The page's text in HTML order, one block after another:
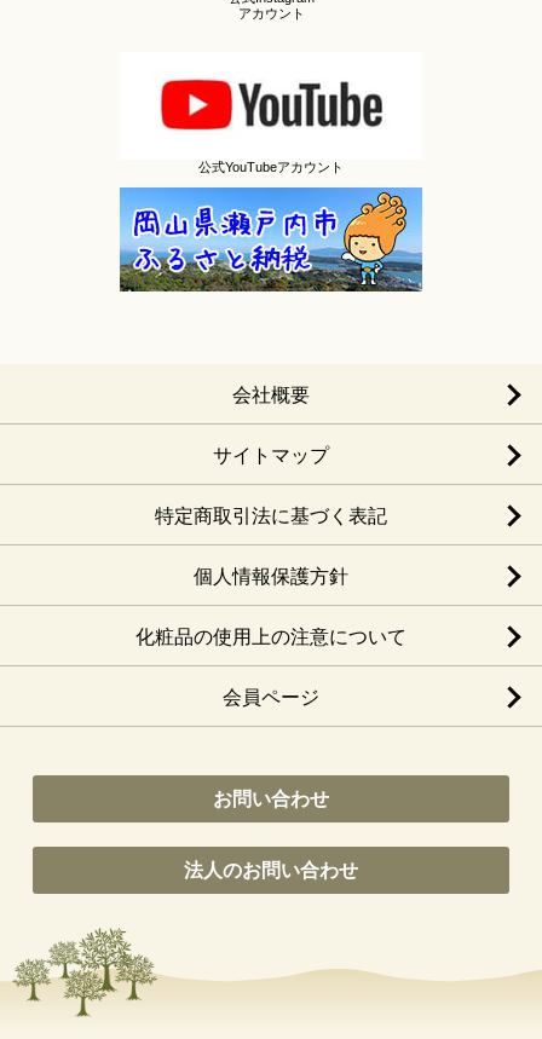
アカウント
公式YouTubeアカウント
会社概要
サイトマップ
特定商取引法に基づく表記
個人情報保護方針
化粧品の使用上の注意について
会員ページ
お問い合わせ
法人のお問い合わせ